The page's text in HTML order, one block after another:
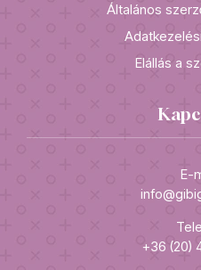
Általános
Elállás a
E-
+36 (20)